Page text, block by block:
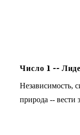
Число 1 --
Независимость,
природа -- вести